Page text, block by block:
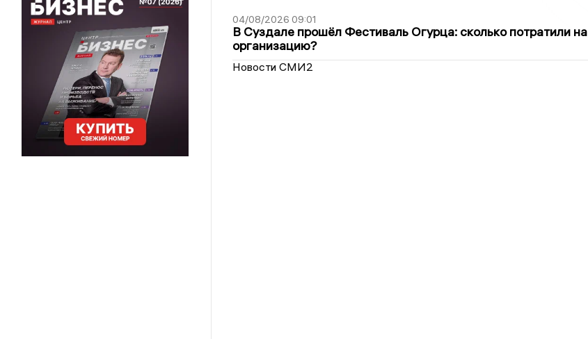
04/08/2026 09:01
В Суздале прошёл Фестиваль Огурца: сколько потратили на
организацию?
Новости СМИ2